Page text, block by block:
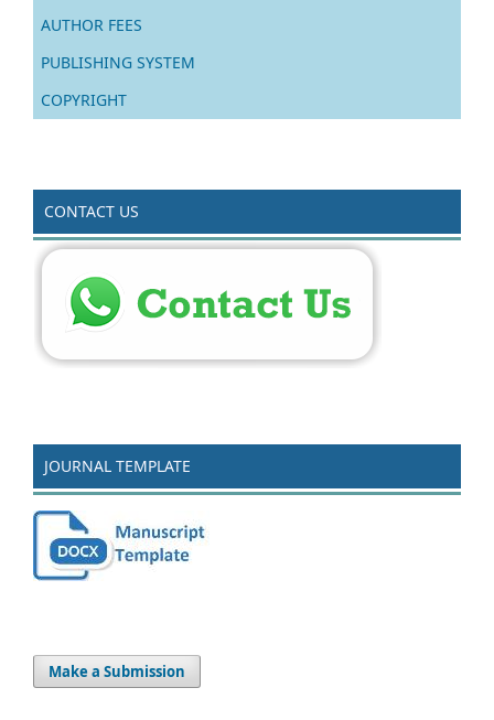
AUTHOR FEES
PUBLISHING SYSTEM
COPYRIGHT
CONTACT US
JOURNAL TEMPLATE
Make a Submission